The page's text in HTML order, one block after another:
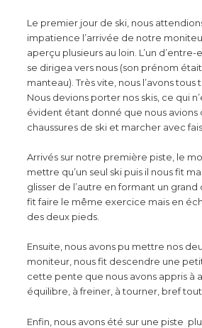
Le premier jour de ski, nous
impatience l’arrivée de notre
aperçu plusieurs au loin. L’un
se dirigea vers nous (son prénom
manteau). Très vite, nous l’avons tous
Nous devions porter nos skis, ce qui
évident étant donné que nous avions
chaussures de ski et marcher avec
Arrivés sur notre première piste, le
mettre qu’un seul ski puis il nous fit
glisser de l’autre en formant un grand
fit faire le même exercice mais en
des deux pieds.
Ensuite, nous avons pu mettre nos
moniteur, nous fit descendre une
cette pente que nous avons appris à
équilibre, à freiner, à tourner, bref
Enfin, nous avons été sur une piste